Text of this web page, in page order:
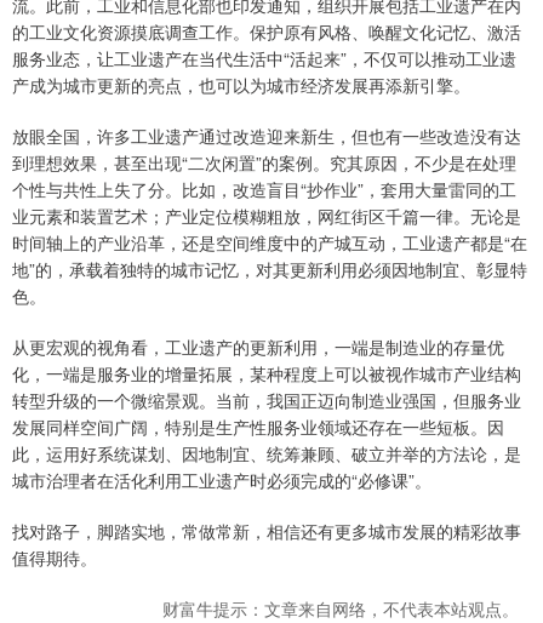
流。此前，工业和信息化部也印发通知，组织开展包括工业遗产在内
的工业文化资源摸底调查工作。保护原有风格、唤醒文化记忆、激活
服务业态，让工业遗产在当代生活中“活起来”，不仅可以推动工业遗
产成为城市更新的亮点，也可以为城市经济发展再添新引擎。
放眼全国，许多工业遗产通过改造迎来新生，但也有一些改造没有达
到理想效果，甚至出现“二次闲置”的案例。究其原因，不少是在处理
个性与共性上失了分。比如，改造盲目“抄作业”，套用大量雷同的工
业元素和装置艺术；产业定位模糊粗放，网红街区千篇一律。无论是
时间轴上的产业沿革，还是空间维度中的产城互动，工业遗产都是“在
地”的，承载着独特的城市记忆，对其更新利用必须因地制宜、彰显特
色。
从更宏观的视角看，工业遗产的更新利用，一端是制造业的存量优
化，一端是服务业的增量拓展，某种程度上可以被视作城市产业结构
转型升级的一个微缩景观。当前，我国正迈向制造业强国，但服务业
发展同样空间广阔，特别是生产性服务业领域还存在一些短板。因
此，运用好系统谋划、因地制宜、统筹兼顾、破立并举的方法论，是
城市治理者在活化利用工业遗产时必须完成的“必修课”。
找对路子，脚踏实地，常做常新，相信还有更多城市发展的精彩故事
值得期待。
财富牛提示：文章来自网络，不代表本站观点。